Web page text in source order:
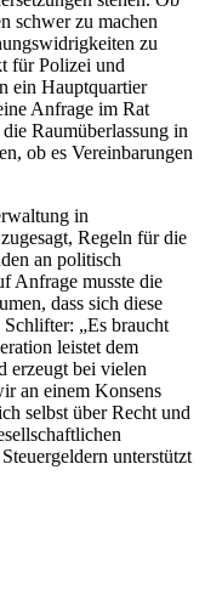
schwer zu machen
zu
für Polizei und
ein Hauptquartier
Anfrage im Rat
Raumüberlassung in
ob es Vereinbarungen
in
Regeln für die
an politisch
Anfrage musste die
dass sich diese
„Es braucht
leistet dem
erzeugt bei vielen
an einem Konsens
selbst über Recht und
unterstützt